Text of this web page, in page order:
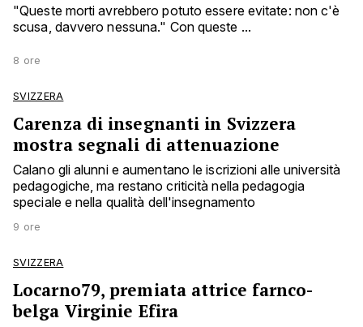
"Queste morti avrebbero potuto essere evitate: non c'è
scusa, davvero nessuna." Con queste ...
8 ore
SVIZZERA
Carenza di insegnanti in Svizzera
mostra segnali di attenuazione
Calano gli alunni e aumentano le iscrizioni alle università
pedagogiche, ma restano criticità nella pedagogia
speciale e nella qualità dell'insegnamento
9 ore
SVIZZERA
Locarno79, premiata attrice farnco-
belga Virginie Efira